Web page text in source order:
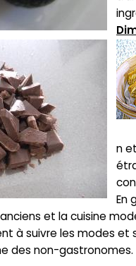
n
En
et la cuisine
à suivre les modes et
des non-gastronomes.